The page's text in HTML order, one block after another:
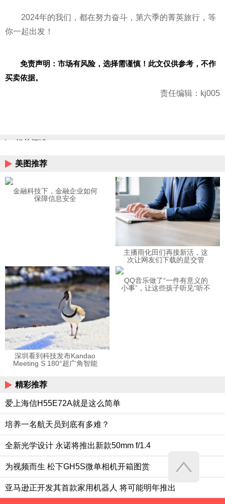
2024年的我们，都在努力奋斗，第六季的菁英旅行，等
你一起出发！
免责声明：市场有风险，选择需谨慎！此文仅供参考，不作
买卖依据。
责任编辑：kj005
相关阅读
美图推荐
金融科技下，金融企业如何
保障信息安全
主播雨化田们再接新活，这
次让网友们下载的是交管
深圳看到科技发布Kandao
Meeting S 180°超广角智能
QQ音乐做了“一件有意义的
小事”，让这些孩子听见“听不
精彩推荐
爱上海信H55E72A就是这么简单
培养一名航天员到底有多难？
全新光学设计 永诺将推出新款50mm f/1.4
为视频而生 松下GH5S微单相机开箱图赏
亚马逊正开发其首款家用机器人 将可能明年推出